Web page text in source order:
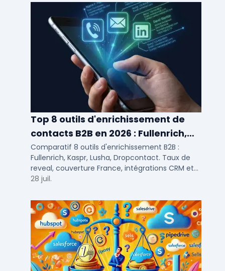
Top 8 outils d'enrichissement de
contacts B2B en 2026 : Fullenrich,
Kaspr, Lusha...
Comparatif 8 outils d'enrichissement B2B :
Fullenrich, Kaspr, Lusha, Dropcontact. Taux de
reveal, couverture France, intégrations CRM et
tarifs testés pour SDR et commerciaux PME/ETI.
28 juil.